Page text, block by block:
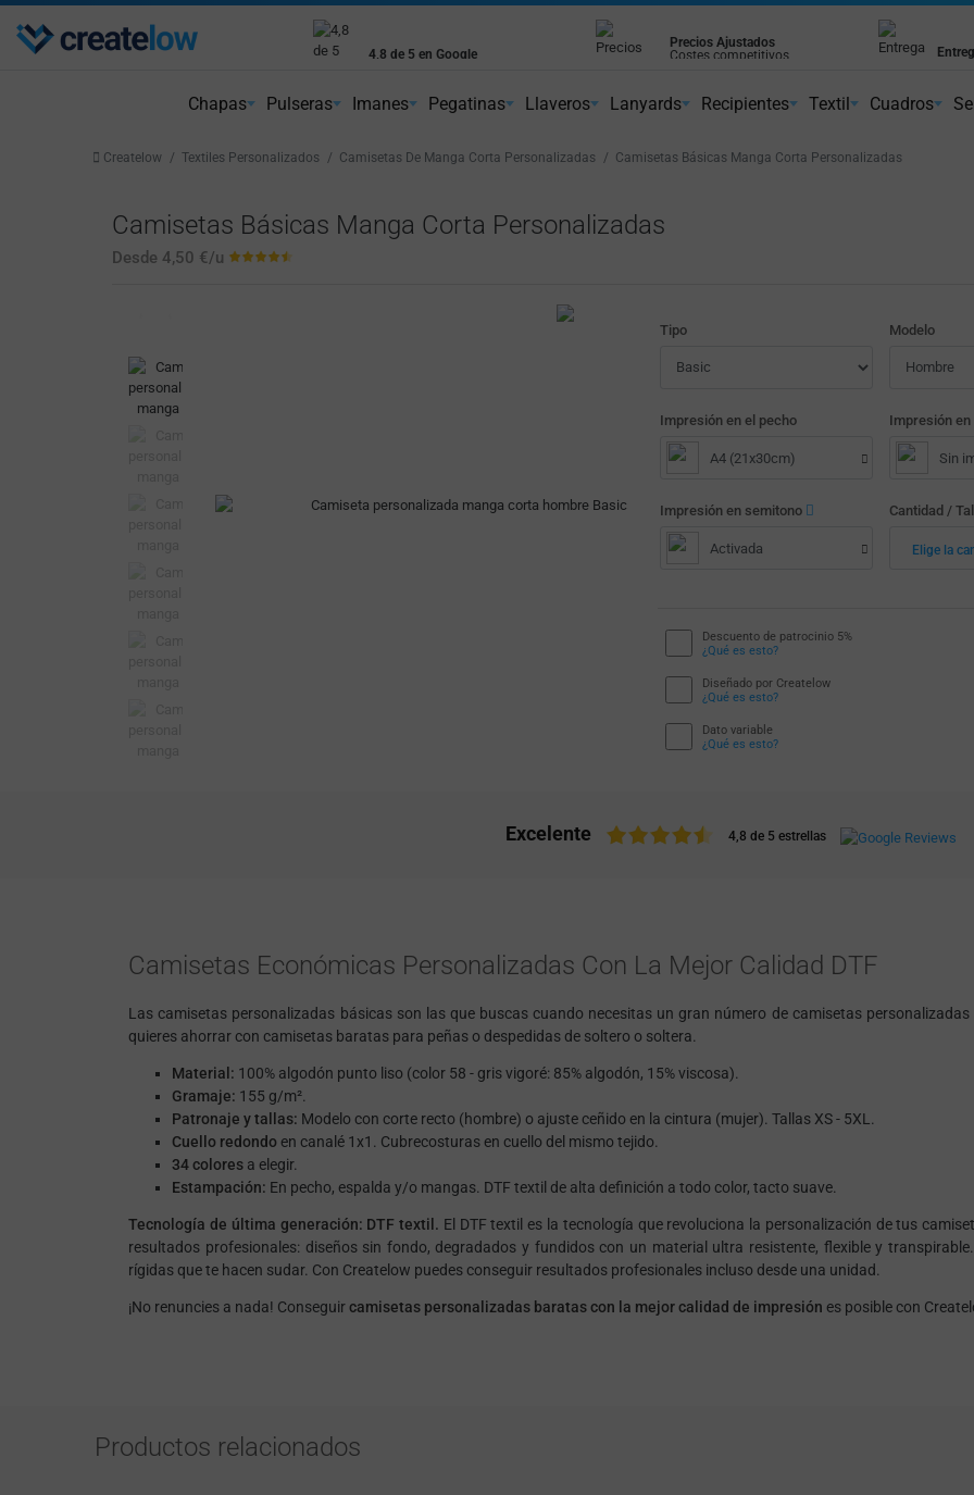
4,8 de 5 en Google
Costes competitivos
Entrega en 24 horas
Chapas Pulseras Imanes Pegatinas Llaveros Lanyards Recipientes Textil Cuadros
Createlow Textiles Personalizados Camisetas De Manga Corta Personalizadas Camisetas Básicas Manga Corta Personalizadas
Camisetas Básicas Manga Corta Personalizadas
Desde 4,50 €/u
Tipo Modelo
Impresión en el pecho
A4 (21x30cm)
Impresión en
Sin
Impresión en semitono
Activada
Cantidad /
Elige la
Descuento de patrocinio 5%
¿Qué es esto?
Diseñado por Createlow
¿Qué es esto?
Dato variable
¿Qué es esto?
Excelente 4,8 de 5 estrellas
Camisetas Económicas Personalizadas Con La Mejor Calidad DTF
Las camisetas personalizadas básicas son las que buscas cuando necesitas un gran número de camisetas
quieres ahorrar con camisetas baratas para peñas o despedidas de soltero o soltera.
Material: 100% algodón punto liso (color 58 - gris vigoré: 85% algodón, 15% viscosa).
Gramaje: 155 g/m².
Patronaje y tallas: Modelo con corte recto (hombre) o ajuste ceñido en la cintura (mujer). Tallas XS - 5XL.
Cuello redondo en canalé 1x1. Cubrecosturas en cuello del mismo tejido.
34 colores a elegir.
Estampación: En pecho, espalda y/o mangas. DTF textil de alta definición a todo color, tacto suave.
Tecnología de última generación: DTF textil. El DTF textil es la tecnología que revoluciona la personalización de tus
resultados profesionales: diseños sin fondo, degradados y fundidos con un material ultra resistente, flexible y
rígidas que te hacen sudar. Con Createlow puedes conseguir resultados profesionales incluso desde una unidad.
¡No renuncies a nada! Conseguircamisetas personalizadas baratas con la mejor calidad de impresión es posible con
Productos relacionados